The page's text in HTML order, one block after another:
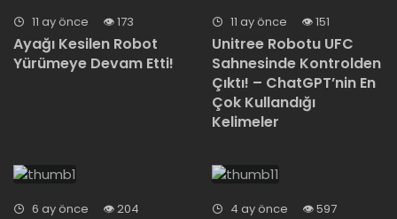
11 ay önce 173
Ayağı Kesilen Robot
Yürümeye Devam Etti!
11 ay önce 151
Unitree Robotu UFC
Sahnesinde Kontrolden
Çıktı! – ChatGPT’nin En
Çok Kullandığı
Kelimeler
6 ay önce 204 4 ay önce 597